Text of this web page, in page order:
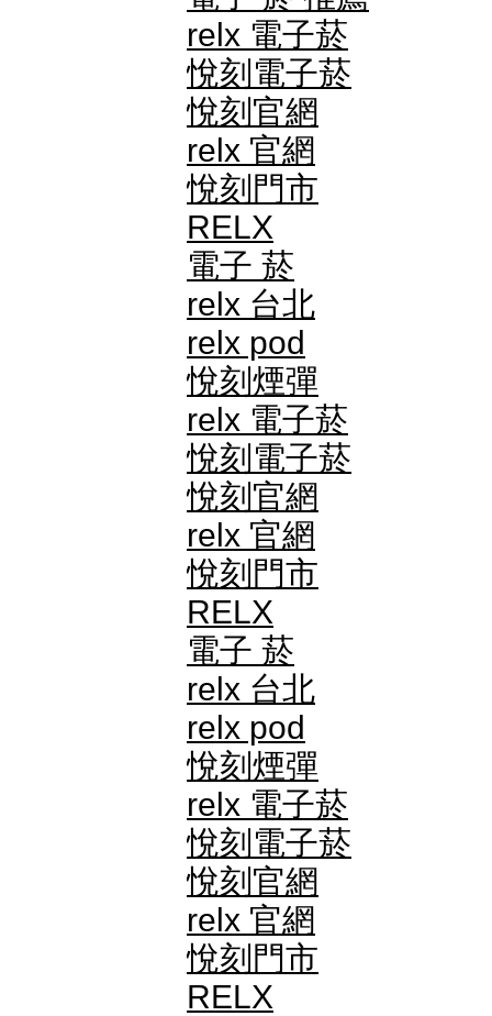
relx 電子菸
悅刻電子菸
悅刻官網
relx 官網
悅刻門市
RELX
電子 菸
relx 台北
relx pod
悅刻煙彈
relx 電子菸
悅刻電子菸
悅刻官網
relx 官網
悅刻門市
RELX
電子 菸
relx 台北
relx pod
悅刻煙彈
relx 電子菸
悅刻電子菸
悅刻官網
relx 官網
悅刻門市
RELX